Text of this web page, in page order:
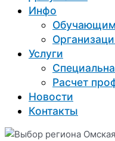
Инфо
Услуги
Расчет
Новости
Контакты